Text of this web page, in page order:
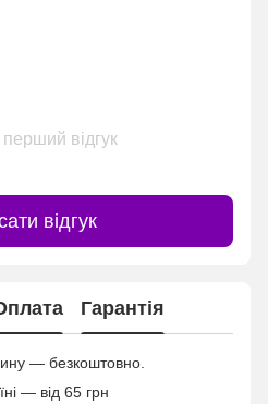
відгук
відгук
Гарантія
— безкоштовно.
— від 65 грн